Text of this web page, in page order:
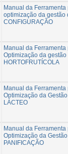
Manual da Ferramenta
optimização da gestão
CONFIGURAÇÃO
Manual da Ferramenta
Optimização da
HORTOFRUTÍCOLA
Manual da Ferramenta
Optimização da
LÁCTEO
Manual da Ferramenta
Optimização da
PANIFICAÇÃO